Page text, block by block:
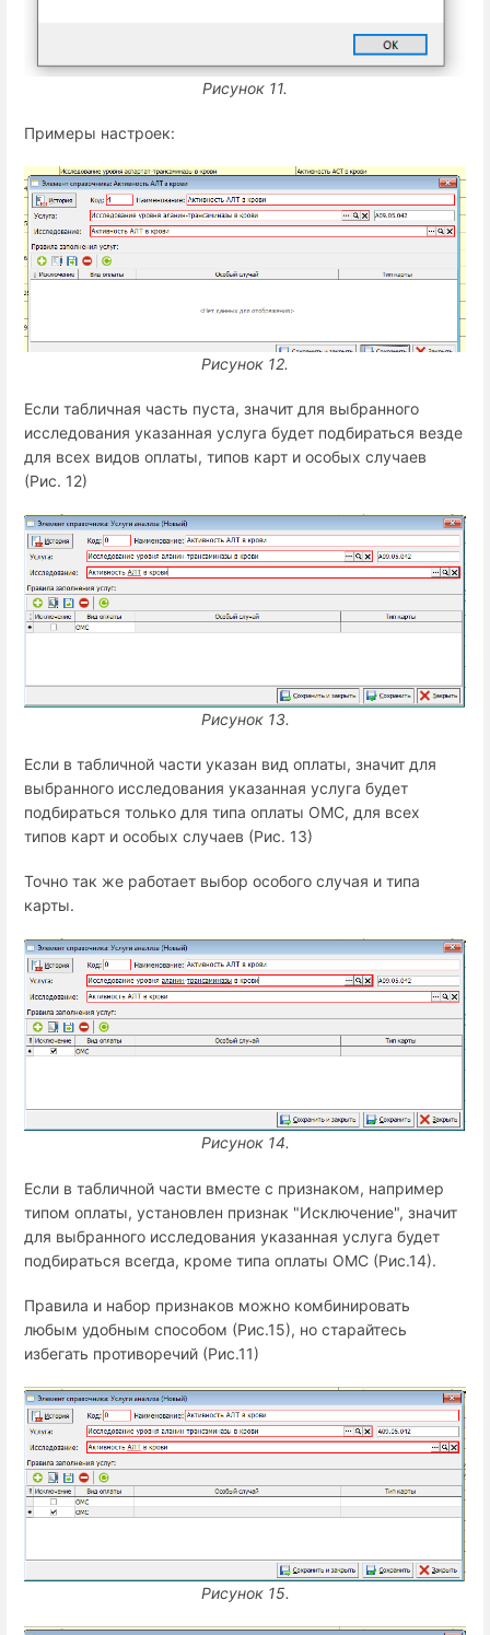
Рисунок 11.
Примеры настроек:
Рисунок 12.
Если табличная часть пуста, значит для выбранного
исследования указанная услуга будет подбираться везде
для всех видов оплаты, типов карт и особых случаев
(Рис. 12)
Рисунок 13.
Если в табличной части указан вид оплаты, значит для
выбранного исследования указанная услуга будет
подбираться только для типа оплаты ОМС, для всех
типов карт и особых случаев (Рис. 13)
Точно так же работает выбор особого случая и типа
карты.
Рисунок 14.
Если в табличной части вместе с признаком, например
типом оплаты, установлен признак "Исключение", значит
для выбранного исследования указанная услуга будет
подбираться всегда, кроме типа оплаты ОМС (Рис.14).
Правила и набор признаков можно комбинировать
любым удобным способом (Рис.15), но старайтесь
избегать противоречий (Рис.11)
Рисунок 15.